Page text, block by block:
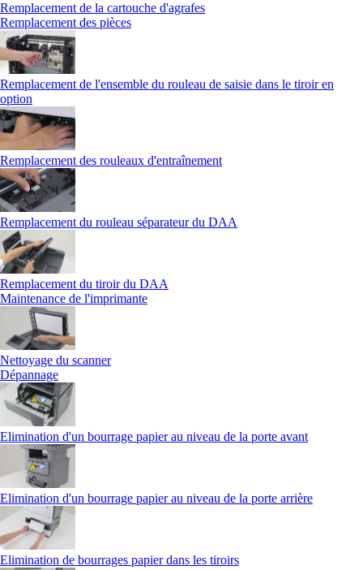
Remplacement de la cartouche d'agrafes
Remplacement des pièces
Remplacement de l'ensemble du rouleau de saisie dans le tiroir en
option
Remplacement des rouleaux d'entraînement
Remplacement du rouleau séparateur du DAA
Remplacement du tiroir du DAA
Maintenance de l'imprimante
Nettoyage du scanner
Dépannage
Elimination d'un bourrage papier au niveau de la porte avant
Elimination d'un bourrage papier au niveau de la porte arrière
Elimination de bourrages papier dans les tiroirs